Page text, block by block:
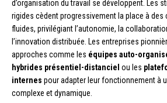
d’organisation du travail se développent. Les
rigides cèdent progressivement la place à des
fluides, privilégiant l’autonomie, la
l’innovation distribuée. Les entreprises
approches comme les équipes auto-
hybrides présentiel-distanciel ou les
internes pour adapter leur fonctionnement à
complexe et dynamique.